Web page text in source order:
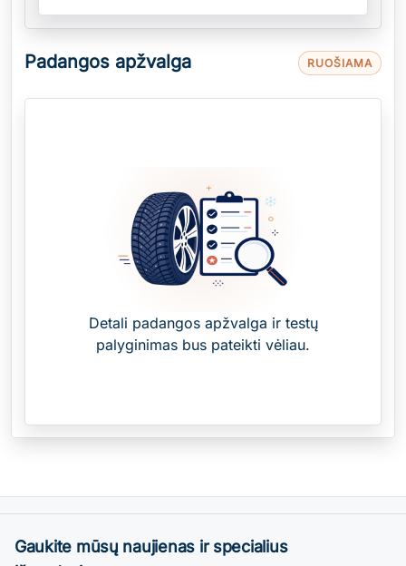
Padangos apžvalga RUOŠIAMA
Detali padangos apžvalga ir testų
palyginimas bus pateikti vėliau.
Gaukite mūsų naujienas ir specialius